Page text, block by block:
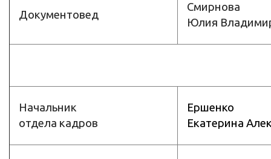
Документовед
Смирнова
Юлия
Начальник
отдела кадров
Ершенко
Екатерина